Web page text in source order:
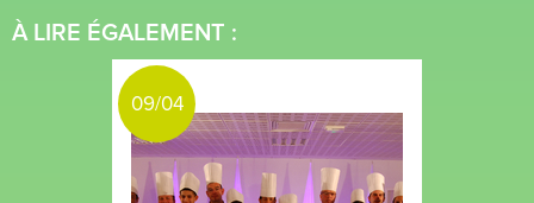
À LIRE ÉGALEMENT :
09/04